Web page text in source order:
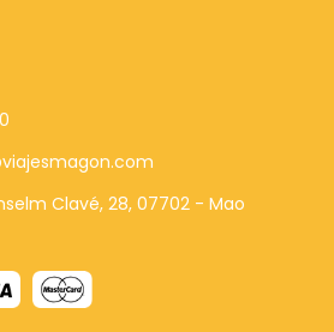
Clavé, 28, 07702 - Mao